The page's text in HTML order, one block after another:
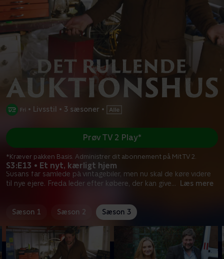
• Livsstil • 3 sæsoner •
S3:E13 • Et nyt, kærligt hjem
Susans far samlede på vintagebiler, men nu skal de køre videre
til nye ejere. Freda leder efter købere, der kan give... Læs mere
Prøv TV 2 Play*
*Kræver pakken Basis. Administrer dit abonnement på Mit TV 2.
Sæson 1 Sæson 2 Sæson 3